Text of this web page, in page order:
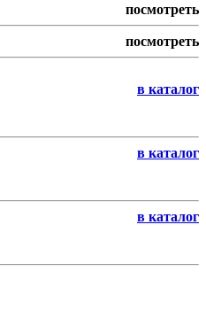
посмотреть
посмотреть
в каталог
в каталог
в каталог